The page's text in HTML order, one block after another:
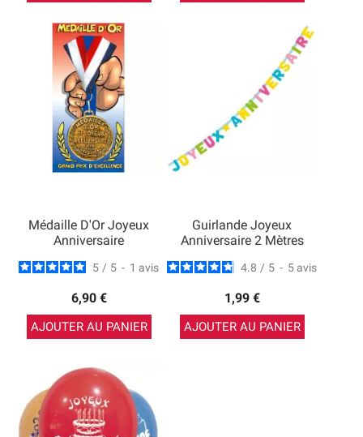
Médaille D'Or Joyeux
Anniversaire
5 / 5 - 1 avis
6,90 €
AJOUTER AU PANIER
Guirlande Joyeux
Anniversaire 2 Mètres
4.8 / 5 - 5 avis
1,99 €
AJOUTER AU PANIER